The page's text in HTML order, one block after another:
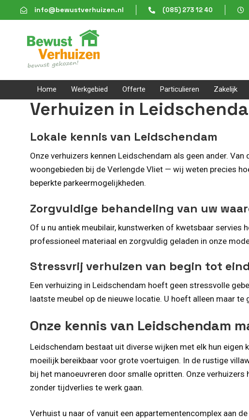
links
to
content
info@bewustverhuizen.nl (085) 273 12 40
Home Werkgebied Offerte Particulieren Zakelijk
Verhuizen in
Lokale kennis van Leidschendam
Onze verhuizers kennen Leidschendam als geen ander.
woongebieden bij de Verlengde Vliet — wij weten precies
beperkte parkeermogelijkheden.
Zorgvuldige behandeling van uw
Of u nu antiek meubilair, kunstwerken of kwetsbaar
professioneel materiaal en zorgvuldig geladen in onze
Stressvrij verhuizen van begin tot eind
Een verhuizing in Leidschendam hoeft geen stressvolle
laatste meubel op de nieuwe locatie. U hoeft alleen maar
Onze kennis van Leidschendam
Leidschendam bestaat uit diverse wijken met elk hun eigen
moeilijk bereikbaar voor grote voertuigen. In de rustige
bij het manoeuvreren door smalle opritten. Onze
zonder tijdverlies te werk gaan.
Verhuist u naar of vanuit een appartementencomplex aan